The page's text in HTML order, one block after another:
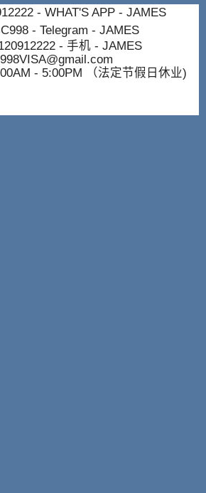
- WHAT'S APP - JAMES
- Telegram - JAMES
- 手机 - JAMES
998VISA@gmail.com
- 5:00PM （法定节假日休业)